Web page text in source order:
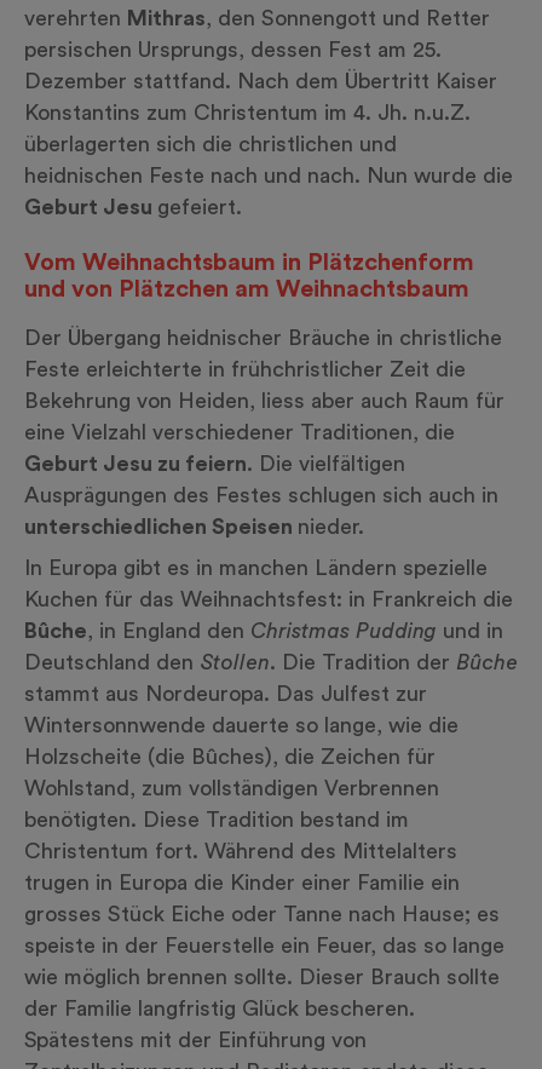
verehrten Mithras, den Sonnengott und Retter
persischen Ursprungs, dessen Fest am 25.
Dezember stattfand. Nach dem Übertritt Kaiser
Konstantins zum Christentum im 4. Jh. n.u.Z.
überlagerten sich die christlichen und
heidnischen Feste nach und nach. Nun wurde die
Geburt Jesu gefeiert.
Vom Weihnachtsbaum in Plätzchenform
und von Plätzchen am Weihnachtsbaum
Der Übergang heidnischer Bräuche in christliche
Feste erleichterte in frühchristlicher Zeit die
Bekehrung von Heiden, liess aber auch Raum für
eine Vielzahl verschiedener Traditionen, die
Geburt Jesu zu feiern. Die vielfältigen
Ausprägungen des Festes schlugen sich auch in
unterschiedlichen Speisen nieder.
In Europa gibt es in manchen Ländern spezielle
Kuchen für das Weihnachtsfest: in Frankreich die
Bûche, in England den Christmas Pudding und in
Deutschland den Stollen. Die Tradition der Bûche
stammt aus Nordeuropa. Das Julfest zur
Wintersonnwende dauerte so lange, wie die
Holzscheite (die Bûches), die Zeichen für
Wohlstand, zum vollständigen Verbrennen
benötigten. Diese Tradition bestand im
Christentum fort. Während des Mittelalters
trugen in Europa die Kinder einer Familie ein
grosses Stück Eiche oder Tanne nach Hause; es
speiste in der Feuerstelle ein Feuer, das so lange
wie möglich brennen sollte. Dieser Brauch sollte
der Familie langfristig Glück bescheren.
Spätestens mit der Einführung von